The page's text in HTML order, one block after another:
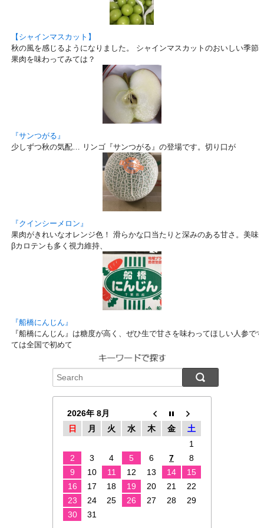
【シャインマスカット】
秋の風を感じるようになりました。 シャインマスカットのおいしい季節
果肉を味わってみては？
『サンつがる』
少しずつ秋の気配… リンゴ『サンつがる』の登場です。切り口が
『クインシーメロン』
果肉がきれいなオレンジ色！ 滑らかな口当たりと深みのある甘さ。美味
βカロテンも多く視力維持、
『船橋にんじん』
『船橋にんじん』は糖度が高く、ぜひ生で甘さを味わってほしい人参で
ては全国で初めて
2026年 8月
日
月 火 水 木 金
土
1
2
3 4 5 6 7
8
9
10 11 12 13 14
15
16
17 18 19 20 21
22
23
24 25 26 27 28
29
30
31